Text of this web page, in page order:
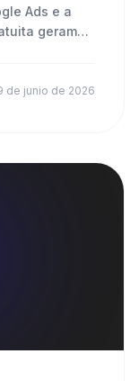
Ads e a
geram
de junio de 2026